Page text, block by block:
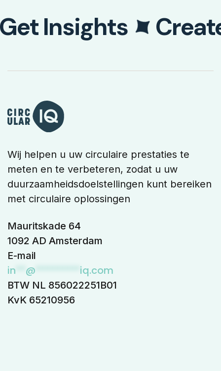
Insights
Wij helpen u uw circulaire prestaties te
meten en te verbeteren, zodat u uw
duurzaamheidsdoelstellingen kunt bereiken
met circulaire oplossingen
Mauritskade 64
1092 AD Amsterdam
E-mail
in @ iq.com
BTW NL 856022251B01
KvK 65210956